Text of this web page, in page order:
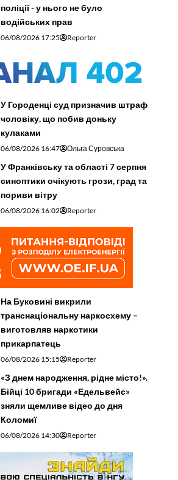
поліції - у нього не було
водійських прав
06/08/2026 17:25 Reporter
У Городенці суд призначив штраф
чоловіку, що побив доньку
кулаками
06/08/2026 16:47 Ольга Суровська
У Франківську та області 7 серпня
синоптики очікують грози, град та
пориви вітру
06/08/2026 16:02 Reporter
На Буковині викрили
транснаціональну наркосхему –
виготовляв наркотики
прикарпатець
06/08/2026 15:15 Reporter
«З днем народження, рідне місто!».
Бійці 10 бригади «Едельвейс»
зняли щемливе відео до дня
Коломиї
06/08/2026 14:30 Reporter